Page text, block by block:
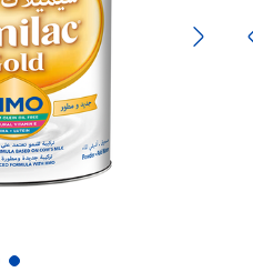
Previous